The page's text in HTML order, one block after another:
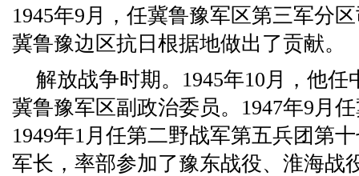
1945年9月，任冀鲁豫军区第三军分
冀鲁豫边区抗日根据地做出了贡献。
解放战争时期。1945年10月，他
冀鲁豫军区副政治委员。1947年9月
1949年1月任第二野战军第五兵团第
军长，率部参加了豫东战役、淮海战